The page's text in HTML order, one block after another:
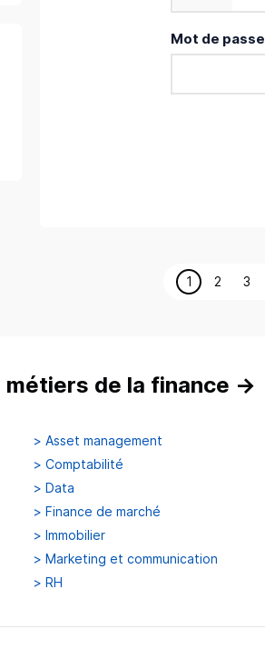
Mot de passe
1 2 3
de la finance →
> Asset management
> Comptabilité
> Data
> Finance de marché
> Immobilier
> Marketing et communication
> RH